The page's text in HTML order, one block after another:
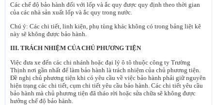
Các chế độ bảo hành đối với lốp và ắc quy được quy định theo thời gian
của các nhà sản xuất lốp và ắc quy trong nước.
Chú ý: Các chi tiết, linh kiện, phụ tùng khác không có trong bảng liệt kê
này sẽ không được bảo hành.
III. TRÁCH NHIỆM CỦA CHỦ PHƯƠNG TIỆN
Việc đưa xe đến các chi nhánh hoặc đại lý ô tô thuộc công ty Trường
Thịnh nơi gần nhất để làm bảo hành là trách nhiệm của chủ phương tiện.
Đề nghị chủ phương tiện khi có yêu cầu về việc bảo hành phải giữ nguyên
hiện trạng các chi tiết, cụm chi tiết yêu cầu bảo hành. Các chi tiết yêu cầu
bảo hành mà chủ phương tiện đã tháo rời hoặc sửa chữa sẽ không được
hưởng chế độ bảo hành.